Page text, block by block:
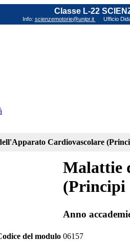
Classe L-22
Info: scienzemotorie@unipr.it Ufficio
Cardiovascolare
Malattie
(Principi
Anno
del modulo 06157